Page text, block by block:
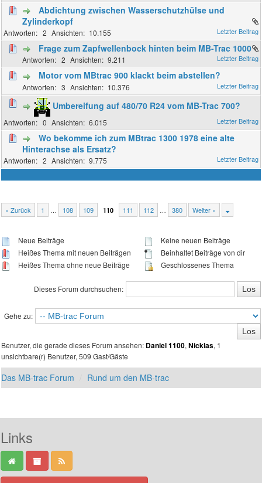
Abdichtung zwischen Wasserschutzhülse und
Zylinderkopf
2 10.155
Frage zum Zapfwellenbock hinten beim MB-Trac 1000
2 9.211
Motor vom MBtrac 900 klackt beim abstellen?
3 10.376
Umbereifung auf 480/70 R24 vom MB-Trac 700?
0 6.015
Wo bekomme ich zum MBtrac 1300 1978 eine alte
Hinterachse als Ersatz?
2 9.775
« Zurück 1 … 108 109 110 111 112 … 380 Weiter »
Neue Beiträge
Heißes Thema mit neuen Beiträgen
Heißes Thema ohne neue Beiträge
Keine neuen Beiträge
Beinhaltet Beiträge von dir
Geschlossenes Thema
Dieses Forum durchsuchen:
Gehe zu:
Benutzer, die gerade dieses Forum ansehen: Daniel 1100,Nicklas, 1
unsichtbare(r) Benutzer, 509 Gast/Gäste
Das MB-trac Forum Rund um den MB-trac
Links